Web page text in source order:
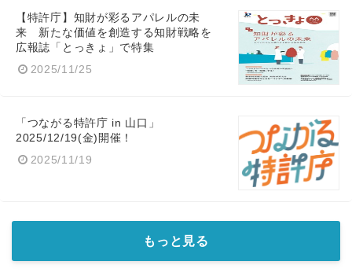
【特許庁】知財が彩るアパレルの未
来 新たな価値を創造する知財戦略を
広報誌「とっきょ」で特集
2025/11/25
「つながる特許庁 in 山口」
2025/12/19(金)開催！
2025/11/19
もっと見る